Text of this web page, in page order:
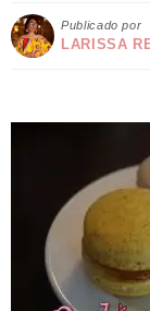
Publicado por
LARISSA